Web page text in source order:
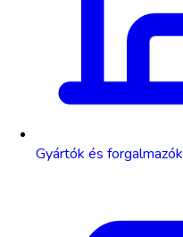
Gyártók és forgalmazók